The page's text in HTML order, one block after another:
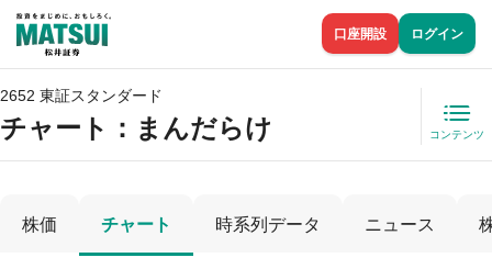
口座開設 ログイン
2652 東証スタンダード
チャート： まんだらけ コンテンツ
株価 チャート 時系列データ ニュース